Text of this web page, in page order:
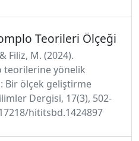
Teorileri Ölçeği
Filiz, M. (2024).
teorilerine yönelik
Bir ölçek geliştirme
Dergisi, 17(3), 502-
hititsbd.1424897